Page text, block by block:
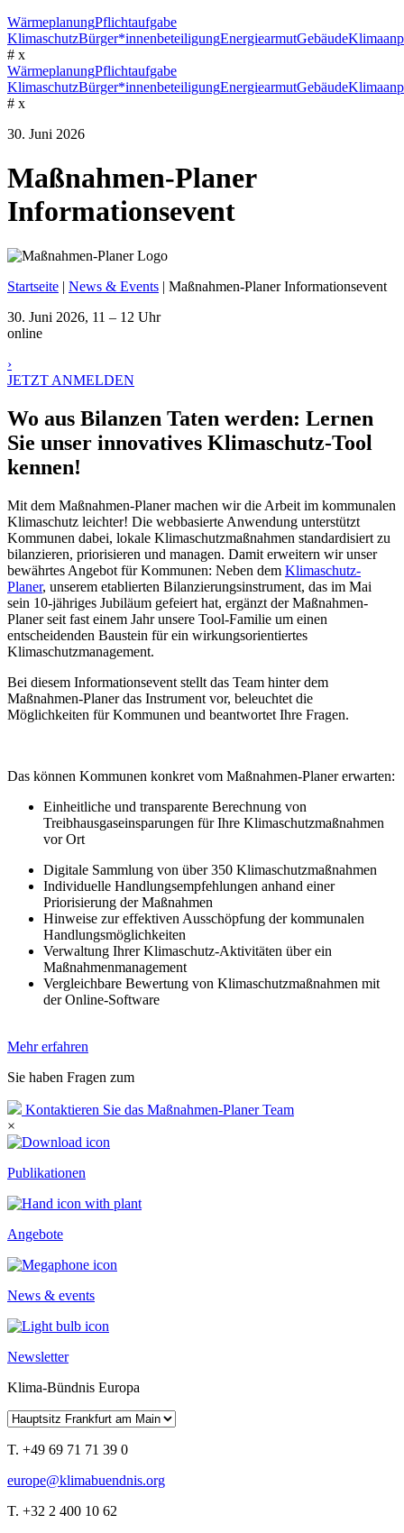
WärmeplanungPflichtaufgabe
KlimaschutzBürger*innenbeteiligungEnergiearmutGebäude
# x
WärmeplanungPflichtaufgabe
KlimaschutzBürger*innenbeteiligungEnergiearmutGebäude
# x
30. Juni 2026
Maßnahmen-Planer
Informationsevent
Startseite | News & Events | Maßnahmen-Planer Informationsevent
30. Juni 2026, 11 – 12 Uhr
online
›
JETZT ANMELDEN
Wo aus Bilanzen Taten werden: Lernen
Sie unser innovatives Klimaschutz-Tool
kennen!
Mit dem Maßnahmen-Planer machen wir die Arbeit im kommunalen
Klimaschutz leichter! Die webbasierte Anwendung unterstützt
Kommunen dabei, lokale Klimaschutzmaßnahmen standardisiert zu
bilanzieren, priorisieren und managen. Damit erweitern wir unser
bewährtes Angebot für Kommunen: Neben dem Klimaschutz-
Planer, unserem etablierten Bilanzierungsinstrument, das im Mai
sein 10-jähriges Jubiläum gefeiert hat, ergänzt der Maßnahmen-
Planer seit fast einem Jahr unsere Tool-Familie um einen
entscheidenden Baustein für ein wirkungsorientiertes
Klimaschutzmanagement.
Bei diesem Informationsevent stellt das Team hinter dem
Maßnahmen-Planer das Instrument vor, beleuchtet die
Möglichkeiten für Kommunen und beantwortet Ihre Fragen.
Das können Kommunen konkret vom Maßnahmen-Planer erwarten:
Einheitliche und transparente Berechnung von
Treibhausgaseinsparungen für Ihre Klimaschutzmaßnahmen
vor Ort
Digitale Sammlung von über 350 Klimaschutzmaßnahmen
Individuelle Handlungsempfehlungen anhand einer
Priorisierung der Maßnahmen
Hinweise zur effektiven Ausschöpfung der kommunalen
Handlungsmöglichkeiten
Verwaltung Ihrer Klimaschutz-Aktivitäten über ein
Maßnahmenmanagement
Vergleichbare Bewertung von Klimaschutzmaßnahmen mit
der Online-Software
Mehr erfahren
Sie haben Fragen zum
Kontaktieren Sie das Maßnahmen-Planer Team
×
Publikationen
Angebote
News & events
Newsletter
Klima-Bündnis Europa
T. +49 69 71 71 39 0
europe@klimabuendnis.org
T. +32 2 400 10 62